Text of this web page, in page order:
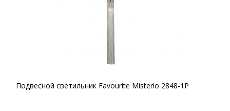
Подвесной светильник Favourite Misterio 2848-1P